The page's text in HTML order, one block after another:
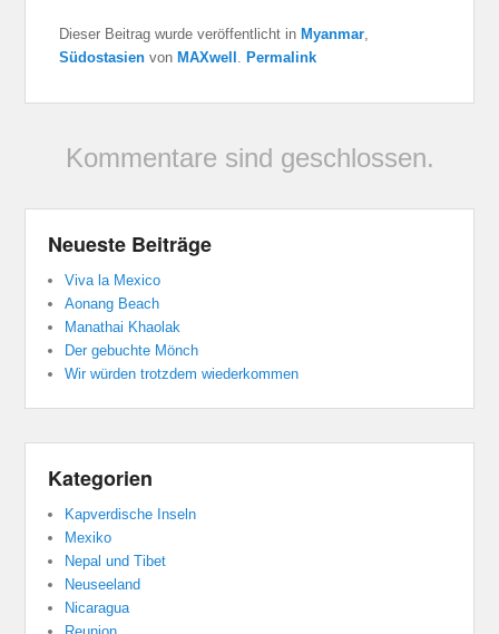
Dieser Beitrag wurde veröffentlicht in Myanmar
Südostasien von MAXwell Permalink
Kommentare sind geschlossen.
Neueste Beiträge
Viva la Mexico
Aonang Beach
Manathai Khaolak
Der gebuchte Mönch
Wir würden trotzdem wiederkommen
Kategorien
Kapverdische Inseln
Mexiko
Nepal und Tibet
Neuseeland
Nicaragua